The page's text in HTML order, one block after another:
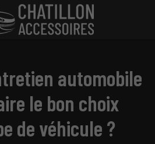
automobile
le bon choix
de véhicule ?